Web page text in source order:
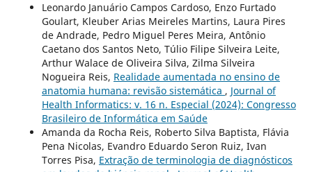
Leonardo Januário Campos Cardoso, Enzo Furtado
Goulart, Kleuber Arias Meireles Martins, Laura Pires
de Andrade, Pedro Miguel Peres Meira, Antônio
Caetano dos Santos Neto, Túlio Filipe Silveira Leite,
Arthur Walace de Oliveira Silva, Zilma Silveira
Nogueira Reis, Realidade aumentada no ensino de
anatomia humana: revisão sistemática , Journal of
Health Informatics: v. 16 n. Especial (2024): Congresso
Brasileiro de Informática em Saúde
Amanda da Rocha Reis, Roberto Silva Baptista, Flávia
Pena Nicolas, Evandro Eduardo Seron Ruiz, Ivan
Torres Pisa, Extração de terminologia de diagnósticos